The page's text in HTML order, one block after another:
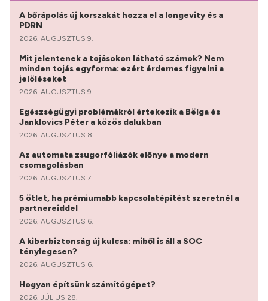
A bőrápolás új korszakát hozza el a longevity és a
PDRN
2026. AUGUSZTUS 9.
Mit jelentenek a tojásokon látható számok? Nem
minden tojás egyforma: ezért érdemes figyelni a
jelöléseket
2026. AUGUSZTUS 9.
Egészségügyi problémákról értekezik a Bëlga és
Janklovics Péter a közös dalukban
2026. AUGUSZTUS 8.
Az automata zsugorfóliázók előnye a modern
csomagolásban
2026. AUGUSZTUS 7.
5 ötlet, ha prémiumabb kapcsolatépítést szeretnél a
partnereiddel
2026. AUGUSZTUS 6.
A kiberbiztonság új kulcsa: miből is áll a SOC
ténylegesen?
2026. AUGUSZTUS 6.
Hogyan építsünk számítógépet?
2026. JÚLIUS 28.